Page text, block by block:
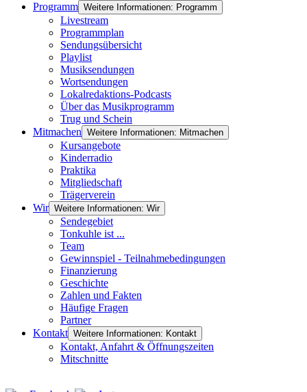
Programm Weitere Informationen: Programm
Livestream
Programmplan
Sendungsübersicht
Playlist
Musiksendungen
Wortsendungen
Lokalredaktions-Podcasts
Über das Musikprogramm
Trug und Schein
Mitmachen Weitere Informationen: Mitmachen
Kursangebote
Kinderradio
Praktika
Mitgliedschaft
Trägerverein
Wir Weitere Informationen: Wir
Sendegebiet
Tonkuhle ist ...
Team
Gewinnspiel - Teilnahmebedingungen
Finanzierung
Geschichte
Zahlen und Fakten
Häufige Fragen
Partner
Kontakt Weitere Informationen: Kontakt
Kontakt, Anfahrt & Öffnungszeiten
Mitschnitte